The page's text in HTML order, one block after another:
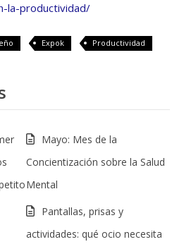
la-productividad/
Expok Productividad
Mayo: Mes de la
Concientización sobre la Salud
Mental
Pantallas, prisas y
actividades: qué ocio necesita